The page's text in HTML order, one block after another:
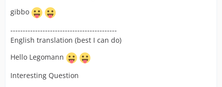
gibbo
-------------------------------------------
English translation (best I can do)
Hello Legomann
Interesting Question